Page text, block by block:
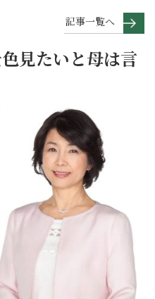
記事一覧へ
見たいと母は言